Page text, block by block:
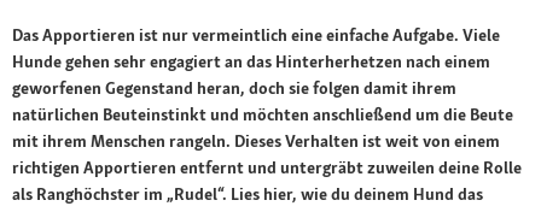
Das Apportieren ist nur vermeintlich eine einfache Aufgabe. Viele
Hunde gehen sehr engagiert an das Hinterherhetzen nach einem
geworfenen Gegenstand heran, doch sie folgen damit ihrem
natürlichen Beuteinstinkt und möchten anschließend um die Beute
mit ihrem Menschen rangeln. Dieses Verhalten ist weit von einem
richtigen Apportieren entfernt und untergräbt zuweilen deine Rolle
als Ranghöchster im „Rudel“. Lies hier, wie du deinem Hund das